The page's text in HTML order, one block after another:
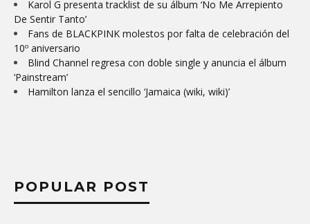
Karol G presenta tracklist de su álbum ‘No Me Arrepiento
De Sentir Tanto’
Fans de BLACKPINK molestos por falta de celebración del
10º aniversario
Blind Channel regresa con doble single y anuncia el álbum
‘Painstream’
Hamilton lanza el sencillo ‘Jamaica (wiki, wiki)’
POPULAR POST